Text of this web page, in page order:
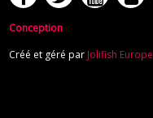
Conception
Créé et géré par Jolifish Europe